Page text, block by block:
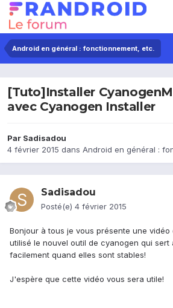
Android en général : fonctionnement, etc.
[Tuto]Installer
avec Cyanogen Installer
Par Sadisadou
4 février 2015 dans Android en général :
Sadisadou
Posté(e) 4 février 2015
Bonjour à tous je vous présente une
utilisé le nouvel outil de cyanogen qui sert
facilement quand elles sont stables!
J'espère que cette vidéo vous sera utile!